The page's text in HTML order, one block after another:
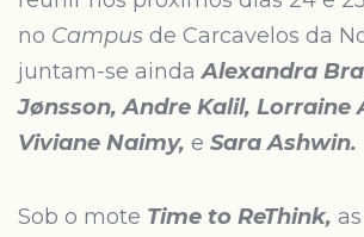
no Campus de Carcavelos da
juntam-se aindaAlexandra
Jønsson, Andre Kalil, Lorraine
Viviane Naimy, e Sara Ashwin.
Sob o mote Time to ReThink,